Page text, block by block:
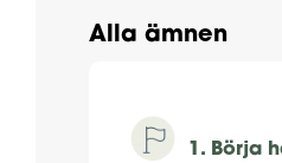
Alla ämnen
1. Börja